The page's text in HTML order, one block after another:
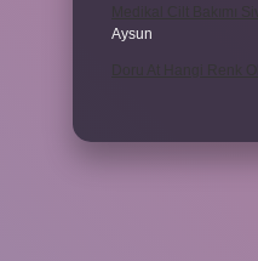
Aysun